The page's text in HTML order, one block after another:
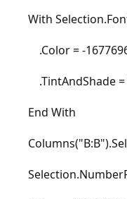
With
.Color = -
.TintAndShade =
End With